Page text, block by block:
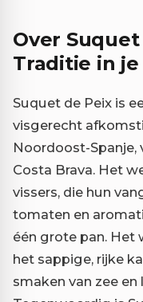
Over
Traditie in
Suquet de Peix is
visgerecht
Noordoost-Spanje,
Costa Brava. Het
vissers, die hun
tomaten en
één grote pan. Het
het sappige, rijke
smaken van zee